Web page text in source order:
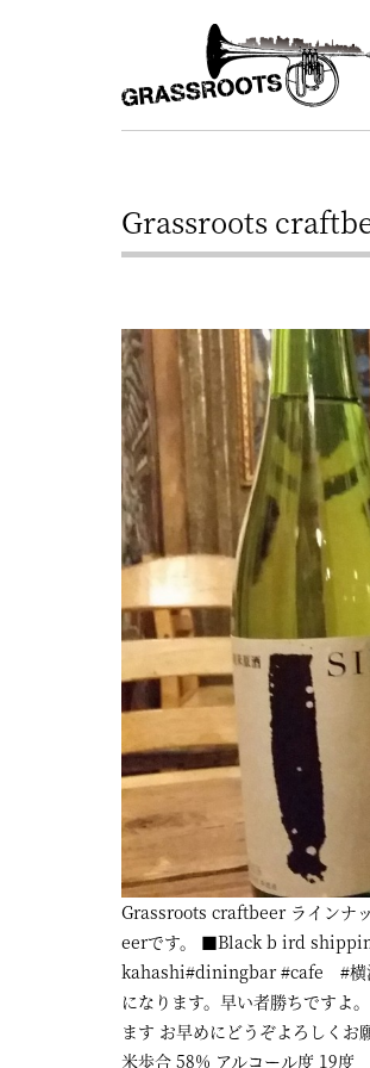
浜
グ
ス
ル
ツ
–
Grassroots
–
駅
北
口
か
徒
歩
約
3
分・
鶴
屋
町
に
あ
る
ダ
イ
ニ
ン
グ
バ
ー
Grassroots
Grassroots craftbeer ラインナ
eerです。 ■Black b ird
kahashi#diningbar #cafe #横
になります。早い者勝ちですよ
ます お早めにどうぞよろしくお
米歩合 58% アルコール度 19